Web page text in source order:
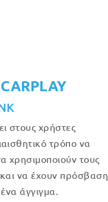
στους χρήστες
τρόπο να
χρησιμοποιούν τους
να έχουν πρόσβαση
άγγιγμα.